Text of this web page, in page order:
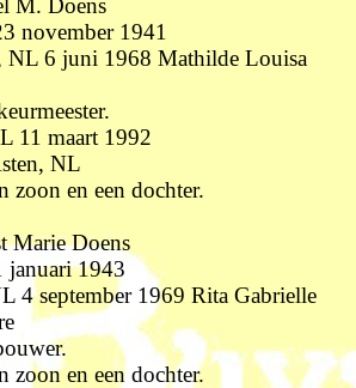
M. Doens
november 1941
NL 6 juni 1968 Mathilde Louisa
11 maart 1992
NL
zoon en een dochter.
Marie Doens
januari 1943
4 september 1969 Rita Gabrielle
zoon en een dochter.